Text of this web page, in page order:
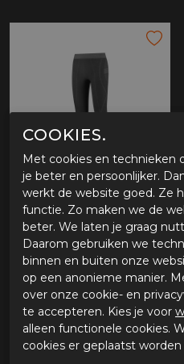
Rusty Stitches Baselayer Legging
€ 24,95
- 20%
COOKIES.
Met cookies en technieken
je beter en persoonlijker.
werkt de website goed. Ze
functie. Zo maken we de
beter. We laten je graag
Daarom gebruiken we
binnen en buiten onze
op een anonieme manier.
over onze cookie- en
te accepteren. Kies je voor
alleen functionele cookies.
cookies er geplaatst worden